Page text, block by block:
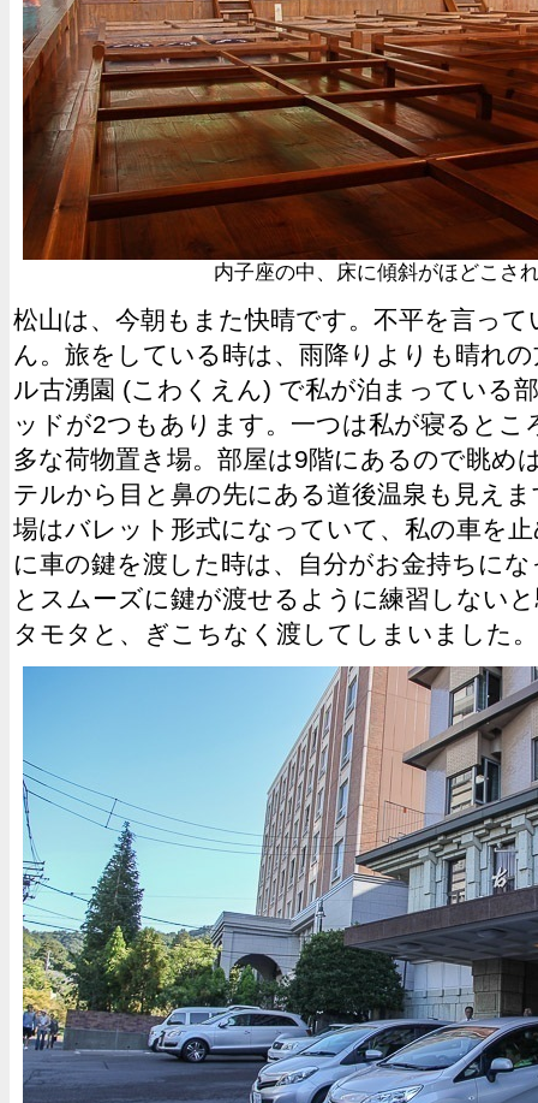
内子座の中、床に傾斜がほどこさ
松山は、今朝もまた快晴です。不平を言っ
ん。旅をしている時は、雨降りよりも晴れ
ル古湧園 (こわくえん) で私が泊まっている
ッドが2つもあります。一つは私が寝るとこ
多な荷物置き場。部屋は9階にあるので眺め
テルから目と鼻の先にある道後温泉も見え
場はバレット形式になっていて、私の車を
に車の鍵を渡した時は、自分がお金持ちに
とスムーズに鍵が渡せるように練習しない
タモタと、ぎこちなく渡してしまいました。